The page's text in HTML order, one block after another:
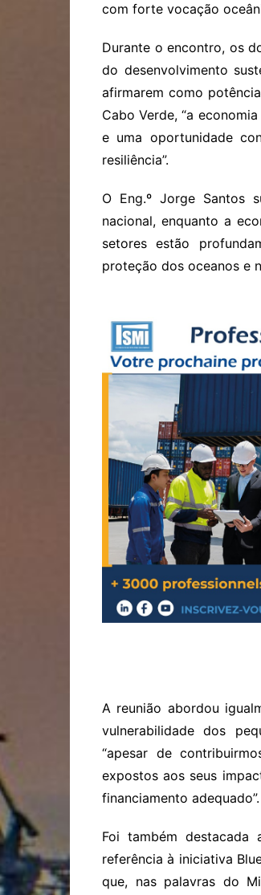
com forte vocação
Durante o encontro, os
do desenvolvimento
afirmarem como
Cabo Verde, “a
e uma oportunidade
resiliência”.
O Eng.º Jorge Santos
nacional, enquanto a
setores estão
proteção dos oceanos e
A reunião abordou
vulnerabilidade dos
“apesar de
expostos aos seus
financiamento adequado”.
Foi também destacada
referência à iniciativa
que, nas palavras do